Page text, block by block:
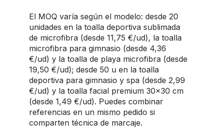
El MOQ varía según el modelo: desde 20
unidades en la toalla deportiva sublimada
de microfibra (desde 11,75 €/ud), la toalla
microfibra para gimnasio (desde 4,36
€/ud) y la toalla de playa microfibra (desde
19,50 €/ud); desde 50 u en la toalla
deportiva para gimnasio y spa (desde 2,99
€/ud) y la toalla facial premium 30×30 cm
(desde 1,49 €/ud). Puedes combinar
referencias en un mismo pedido si
comparten técnica de marcaje.